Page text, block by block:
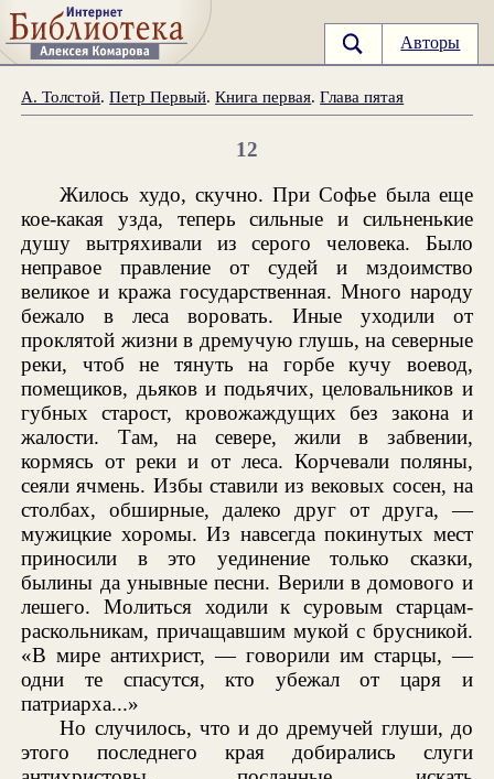
Авторы
А. Толстой.Петр Первый.Книга первая.Глава пятая
12
Жилось худо, скучно. При Софье была еще
кое-какая узда, теперь сильные и сильненькие
душу вытряхивали из серого человека. Было
неправое правление от судей и мздоимство
великое и кража государственная. Много народу
бежало в леса воровать. Иные уходили от
проклятой жизни в дремучую глушь, на северные
реки, чтоб не тянуть на горбе кучу воевод,
помещиков, дьяков и подьячих, целовальников и
губных старост, кровожаждущих без закона и
жалости. Там, на севере, жили в забвении,
кормясь от реки и от леса. Корчевали поляны,
сеяли ячмень. Избы ставили из вековых сосен, на
столбах, обширные, далеко друг от друга, —
мужицкие хоромы. Из навсегда покинутых мест
приносили в это уединение только сказки,
былины да унывные песни. Верили в домового и
лешего. Молиться ходили к суровым старцам-
раскольникам, причащавшим мукой с брусникой.
«В мире антихрист, — говорили им старцы, —
одни те спасутся, кто убежал от царя и
патриарха...»
Но случилось, что и до дремучей глуши, до
этого последнего края добирались слуги